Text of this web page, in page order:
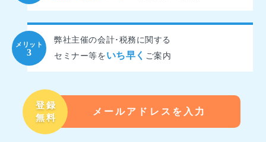
弊社主催の会計･税務に関する
セミナー等を いち早く ご案内
登録
無料
メールアドレスを入力